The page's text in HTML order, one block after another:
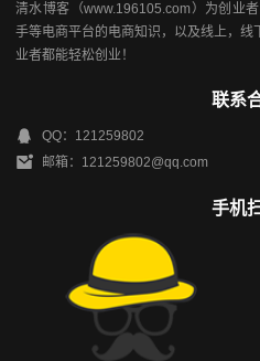
清水博客（www.196105.com）为创业
手等电商平台的电商知识，以及线上，线
业者都能轻松创业！
联系
QQ：121259802
邮箱：121259802@qq.com
手机